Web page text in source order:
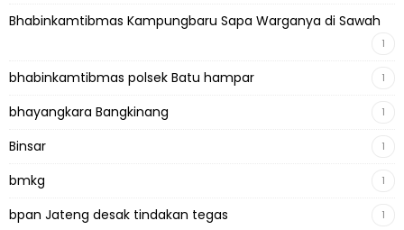
Bhabinkamtibmas Kampungbaru Sapa Warganya di Sawah
1
bhabinkamtibmas polsek Batu hampar 1
bhayangkara Bangkinang 1
Binsar 1
bmkg 1
bpan Jateng desak tindakan tegas 1